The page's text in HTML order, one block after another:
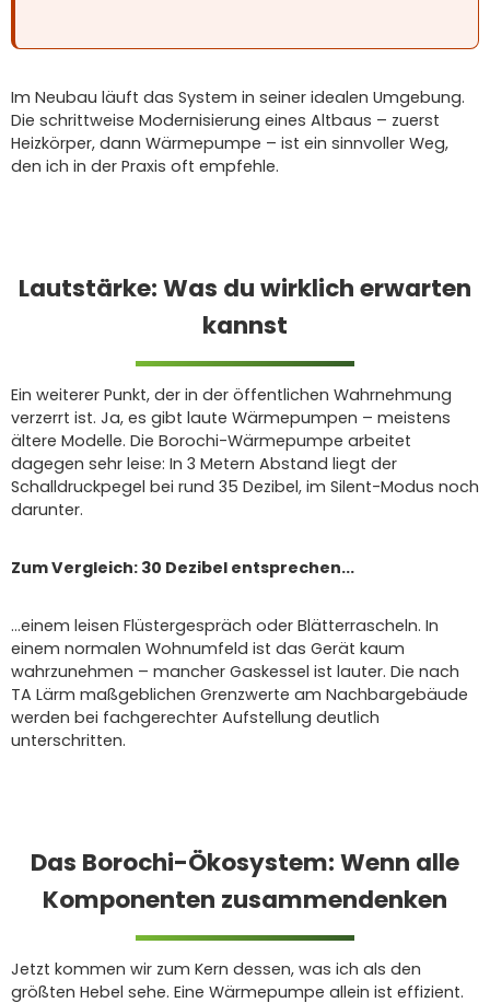
Im Neubau läuft das System in seiner idealen Umgebung.
Die schrittweise Modernisierung eines Altbaus – zuerst
Heizkörper, dann Wärmepumpe – ist ein sinnvoller Weg,
den ich in der Praxis oft empfehle.
Lautstärke: Was du wirklich erwarten
kannst
Ein weiterer Punkt, der in der öffentlichen Wahrnehmung
verzerrt ist. Ja, es gibt laute Wärmepumpen – meistens
ältere Modelle. Die Borochi-Wärmepumpe arbeitet
dagegen sehr leise: In 3 Metern Abstand liegt der
Schalldruckpegel bei rund 35 Dezibel, im Silent-Modus noch
darunter.
Zum Vergleich: 30 Dezibel entsprechen...
...einem leisen Flüstergespräch oder Blätterrascheln. In
einem normalen Wohnumfeld ist das Gerät kaum
wahrzunehmen – mancher Gaskessel ist lauter. Die nach
TA Lärm maßgeblichen Grenzwerte am Nachbargebäude
werden bei fachgerechter Aufstellung deutlich
unterschritten.
Das Borochi-Ökosystem: Wenn alle
Komponenten zusammendenken
Jetzt kommen wir zum Kern dessen, was ich als den
größten Hebel sehe. Eine Wärmepumpe allein ist effizient.